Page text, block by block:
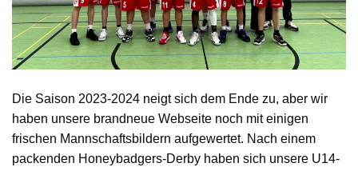
Die Saison 2023-2024 neigt sich dem Ende zu, aber wir
haben unsere brandneue Webseite noch mit einigen
frischen Mannschaftsbildern aufgewertet. Nach einem
packenden Honeybadgers-Derby haben sich unsere U14-